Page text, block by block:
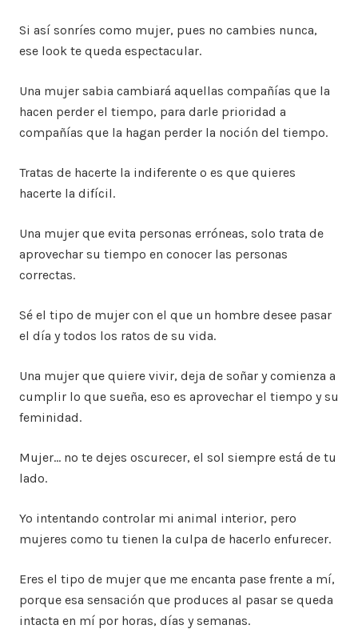
Si así sonríes como mujer, pues no cambies nunca,
ese look te queda espectacular.
Una mujer sabia cambiará aquellas compañías que la
hacen perder el tiempo, para darle prioridad a
compañías que la hagan perder la noción del tiempo.
Tratas de hacerte la indiferente o es que quieres
hacerte la difícil.
Una mujer que evita personas erróneas, solo trata de
aprovechar su tiempo en conocer las personas
correctas.
Sé el tipo de mujer con el que un hombre desee pasar
el día y todos los ratos de su vida.
Una mujer que quiere vivir, deja de soñar y comienza a
cumplir lo que sueña, eso es aprovechar el tiempo y su
feminidad.
Mujer… no te dejes oscurecer, el sol siempre está de tu
lado.
Yo intentando controlar mi animal interior, pero
mujeres como tu tienen la culpa de hacerlo enfurecer.
Eres el tipo de mujer que me encanta pase frente a mí,
porque esa sensación que produces al pasar se queda
intacta en mí por horas, días y semanas.